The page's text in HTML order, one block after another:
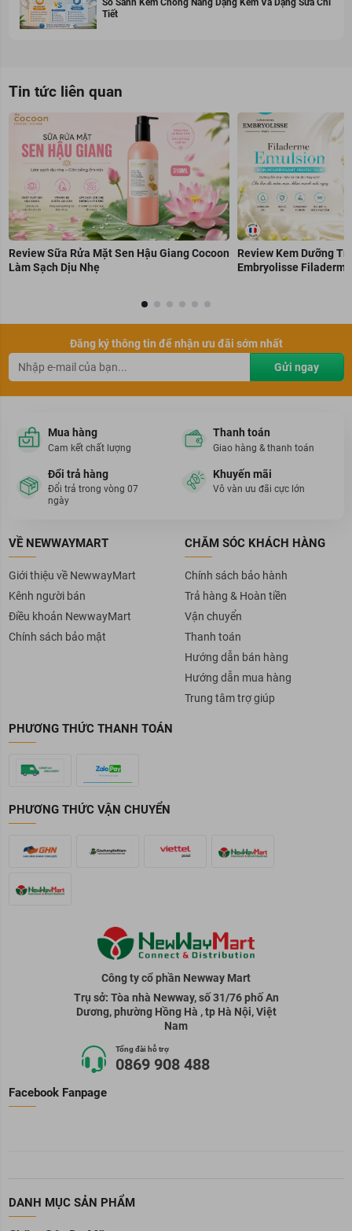
So Sánh Kem Chống Nắng Dạng Kem Và Dạng Sữa Chi
Tiết
Tin tức liên quan
Review Sữa Rửa Mặt Sen Hậu Giang Cocoon
Làm Sạch Dịu Nhẹ
Review Kem Dưỡng
Embryolisse Filaderme
Đăng ký thông tin để nhận ưu đãi sớm nhất
Gửi ngay
Mua hàng
Cam kết chất lượng
Thanh toán
Giao hàng & thanh toán
Đổi trả hàng
Đổi trả trong vòng 07
ngày
Khuyến mãi
Vô vàn ưu đãi cực lớn
VỀ NEWWAYMART
Giới thiệu về NewwayMart
Kênh người bán
Điều khoản NewwayMart
Chính sách bảo mật
CHĂM SÓC KHÁCH HÀNG
Chính sách bảo hành
Trả hàng & Hoàn tiền
Vận chuyển
Thanh toán
Hướng dẫn bán hàng
Hướng dẫn mua hàng
Trung tâm trợ giúp
PHƯƠNG THỨC THANH TOÁN
PHƯƠNG THỨC VẬN CHUYỂN
Công ty cổ phần Newway Mart
Trụ sở: Tòa nhà Newway, số 31/76 phố An
Dương, phường Hồng Hà , tp Hà Nội, Việt
Nam
Tổng đài hỗ trợ
0869 908 488
Facebook Fanpage
DANH MỤC SẢN PHẨM